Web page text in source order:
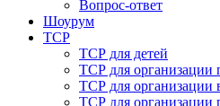
Вопрос-ответ
Шоурум
ТСР
ТСР для детей
ТСР для организации
ТСР для организации
ТСР для организации